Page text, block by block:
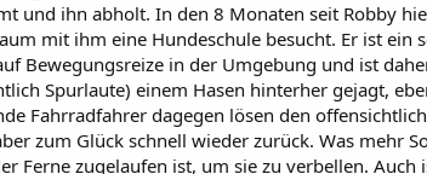
und ihn abholt. In den 8 Monaten seit Robby
mit ihm eine Hundeschule besucht. Er ist ein
Bewegungsreize in der Umgebung und ist
Spurlaute) einem Hasen hinterher gejagt,
Fahrradfahrer dagegen lösen den
zum Glück schnell wieder zurück. Was mehr
Ferne zugelaufen ist, um sie zu verbellen. Auch